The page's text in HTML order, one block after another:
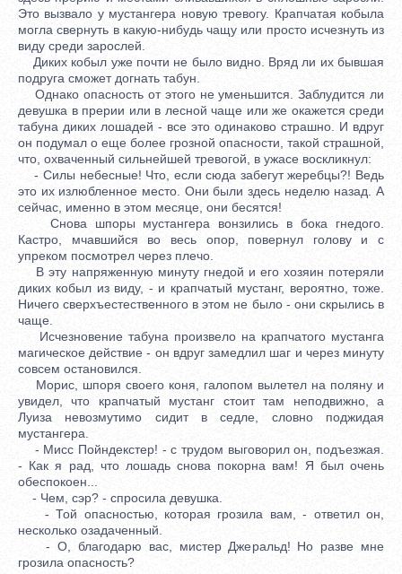
Это вызвало у мустангера новую тревогу. Крапчатая кобыла
могла свернуть в какую-нибудь чащу или просто исчезнуть из
виду среди зарослей.
Диких кобыл уже почти не было видно. Вряд ли их бывшая
подруга сможет догнать табун.
Однако опасность от этого не уменьшится. Заблудится ли
девушка в прерии или в лесной чаще или же окажется среди
табуна диких лошадей - все это одинаково страшно. И вдруг
он подумал о еще более грозной опасности, такой страшной,
что, охваченный сильнейшей тревогой, в ужасе воскликнул:
- Силы небесные! Что, если сюда забегут жеребцы?! Ведь
это их излюбленное место. Они были здесь неделю назад. А
сейчас, именно в этом месяце, они бесятся!
Снова шпоры мустангера вонзились в бока гнедого.
Кастро, мчавшийся во весь опор, повернул голову и с
упреком посмотрел через плечо.
В эту напряженную минуту гнедой и его хозяин потеряли
диких кобыл из виду, - и крапчатый мустанг, вероятно, тоже.
Ничего сверхъестественного в этом не было - они скрылись в
чаще.
Исчезновение табуна произвело на крапчатого мустанга
магическое действие - он вдруг замедлил шаг и через минуту
совсем остановился.
Морис, шпоря своего коня, галопом вылетел на поляну и
увидел, что крапчатый мустанг стоит там неподвижно, а
Луиза невозмутимо сидит в седле, словно поджидая
мустангера.
- Мисс Пойндекстер! - с трудом выговорил он, подъезжая.
- Как я рад, что лошадь снова покорна вам! Я был очень
обеспокоен...
- Чем, сэр? - спросила девушка.
- Той опасностью, которая грозила вам, - ответил он,
несколько озадаченный.
- О, благодарю вас, мистер Джеральд! Но разве мне
грозила опасность?